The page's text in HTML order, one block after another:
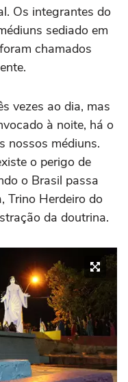
Os integrantes do
sediado em
chamados
vezes ao dia, mas
à noite, há o
nossos médiuns.
o perigo de
o Brasil passa
Trino Herdeiro do
da doutrina.